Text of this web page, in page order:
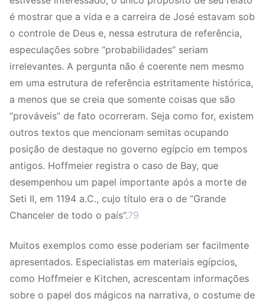
é mostrar que a vida e a carreira de José estavam sob
o controle de Deus e, nessa estrutura de referência,
especulações sobre “probabilidades” seriam
irrelevantes. A pergunta não é coerente nem mesmo
em uma estrutura de referência estritamente histórica,
a menos que se creia que somente coisas que são
“prováveis” de fato ocorreram. Seja como for, existem
outros textos que mencionam semitas ocupando
posição de destaque no governo egípcio em tempos
antigos. Hoffmeier registra o caso de Bay, que
desempenhou um papel importante após a morte de
Seti II, em 1194 a.C., cujo título era o de “Grande
Chanceler de todo o país”.79
Muitos exemplos como esse poderiam ser facilmente
apresentados. Especialistas em materiais egípcios,
como Hoffmeier e Kitchen, acrescentam informações
sobre o papel dos mágicos na narrativa, o costume de